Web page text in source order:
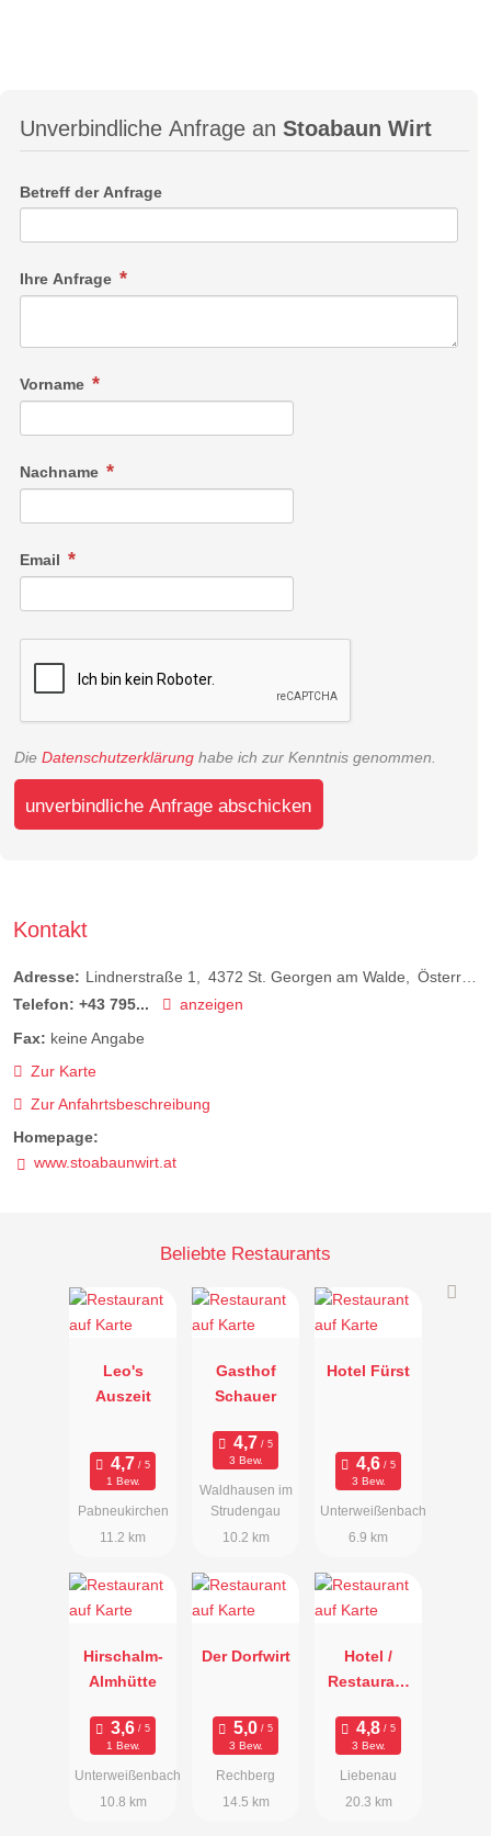
Unverbindliche Anfrage an Stoabaun Wirt
Betreff der Anfrage
Ihre Anfrage
Vorname
Nachname
Email
Die Datenschutzerklärung habe ich zur Kenntnis genommen.
unverbindliche Anfrage abschicken
Kontakt
Adresse: Lindnerstraße 1 4372 St. Georgen am Walde
Österreich
Telefon: +43 795...
anzeigen
Fax: keine Angabe
Zur Karte
Zur Anfahrtsbeschreibung
Homepage:
www.stoabaunwirt.at
Beliebte Restaurants
Leo's
Auszeit
1 Bew.
Pabneukirchen
11.2 km
Gasthof
Schauer
3 Bew.
Waldhausen im
Strudengau
10.2 km
Hotel Fürst
3 Bew.
Unterweißenbach
6.9 km
Hirschalm-
Almhütte
1 Bew.
Unterweißenbach
10.8 km
Der Dorfwirt
3 Bew.
Rechberg
14.5 km
Hotel /
Restaurant
ub
3 Bew.
Liebenau
20.3 km